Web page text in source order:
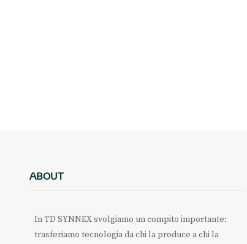
ABOUT
In TD SYNNEX svolgiamo un compito importante:
trasferiamo tecnologia da chi la produce a chi la